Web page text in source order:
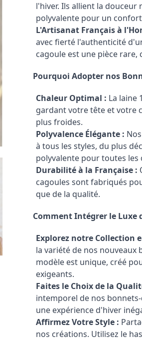
l'hiver. Ils allient la douceur
polyvalente pour un
L'Artisanat Français à
avec fierté l'authenticité
cagoule est une pièce
Pourquoi Adopter nos
Chaleur Optimal : La laine
gardant votre tête et votre
plus froides.
Polyvalence Élégante :
à tous les styles, du plus
polyvalente pour toutes les
Durabilité à la Française :
cagoules sont fabriqués
que de la qualité.
Comment Intégrer le Luxe
Explorez notre Collection
la variété de nos nouveaux
modèle est unique, créé
exigeants.
Faites le Choix de la
intemporel de nos
une expérience d'hiver
Affirmez Votre Style :
nos créations. Utilisez le